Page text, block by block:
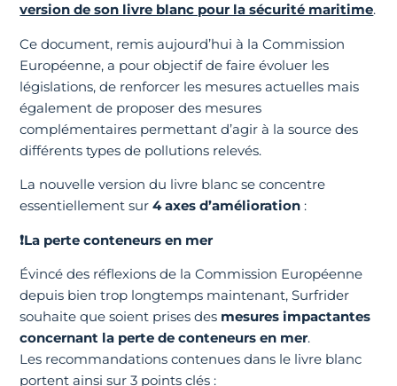
version de son livre blanc pour la sécurité maritime.
Ce document, remis aujourd’hui à la Commission
Européenne, a pour objectif de faire évoluer les
législations, de renforcer les mesures actuelles mais
également de proposer des mesures
complémentaires permettant d’agir à la source des
différents types de pollutions relevés.
La nouvelle version du livre blanc se concentre
essentiellement sur4 axes d’amélioration :
❗La perte conteneurs en mer
Évincé des réflexions de la Commission Européenne
depuis bien trop longtemps maintenant, Surfrider
souhaite que soient prises des mesures impactantes
concernant la perte de conteneurs en mer.
Les recommandations contenues dans le livre blanc
portent ainsi sur 3 points clés :